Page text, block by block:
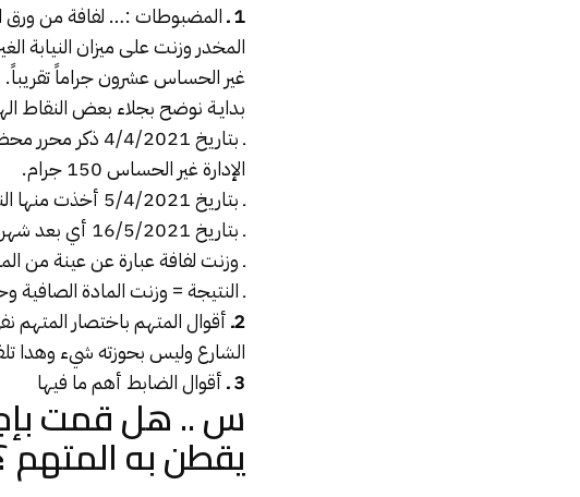
1 ـ المضبوطات :… لفافة من ورق
المخدر وزنت على ميزان النيابة
غير الحساس عشرون جراماً تقريباً.
بدايـة نوضح بجلاء بعض النقاط
ـ بتاريخ 4/4/
الإدارة غير الحساس 150 جرام.
ـ بتاريخ 5/4/2021 أخذت منها النيابة العامة عينة وزنت عشرون جراماً.
ـ بتاريخ 16/5/2021 أي بعد شهر ونصف تقريباً جاء تقرير المعمل الكيماوي :
ـ وزنت لفافة عبارة عن عينة من
ـ النتيجة = وزنت المادة الصافية
2ـ أقوال المتهم باختصار
الشارع وليس بحوزته شيء وهدا
3 ـ أقوال الضابط أهم ما فيها
س .. هل قمت
يقطن به المتهم